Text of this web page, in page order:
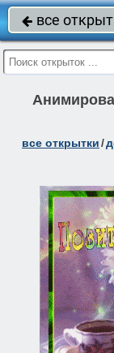
 все
все открытки/